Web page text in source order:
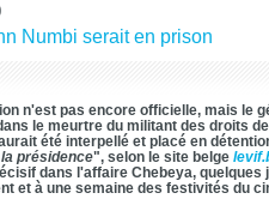
Numbi serait en prison
n'est pas encore officielle, mais le
le meurtre du militant des droits
été interpellé et placé en
présidence", selon le site belge
dans l'affaire Chebeya, quelques
et à une semaine des festivités du